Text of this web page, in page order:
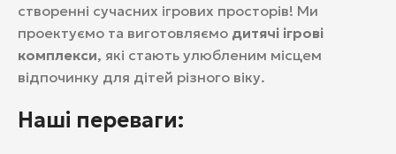
створенні сучасних ігрових просторів! Ми
проектуємо та виготовляємо дитячі ігрові
комплекси, які стають улюбленим місцем
відпочинку для дітей різного віку.
Наші переваги: